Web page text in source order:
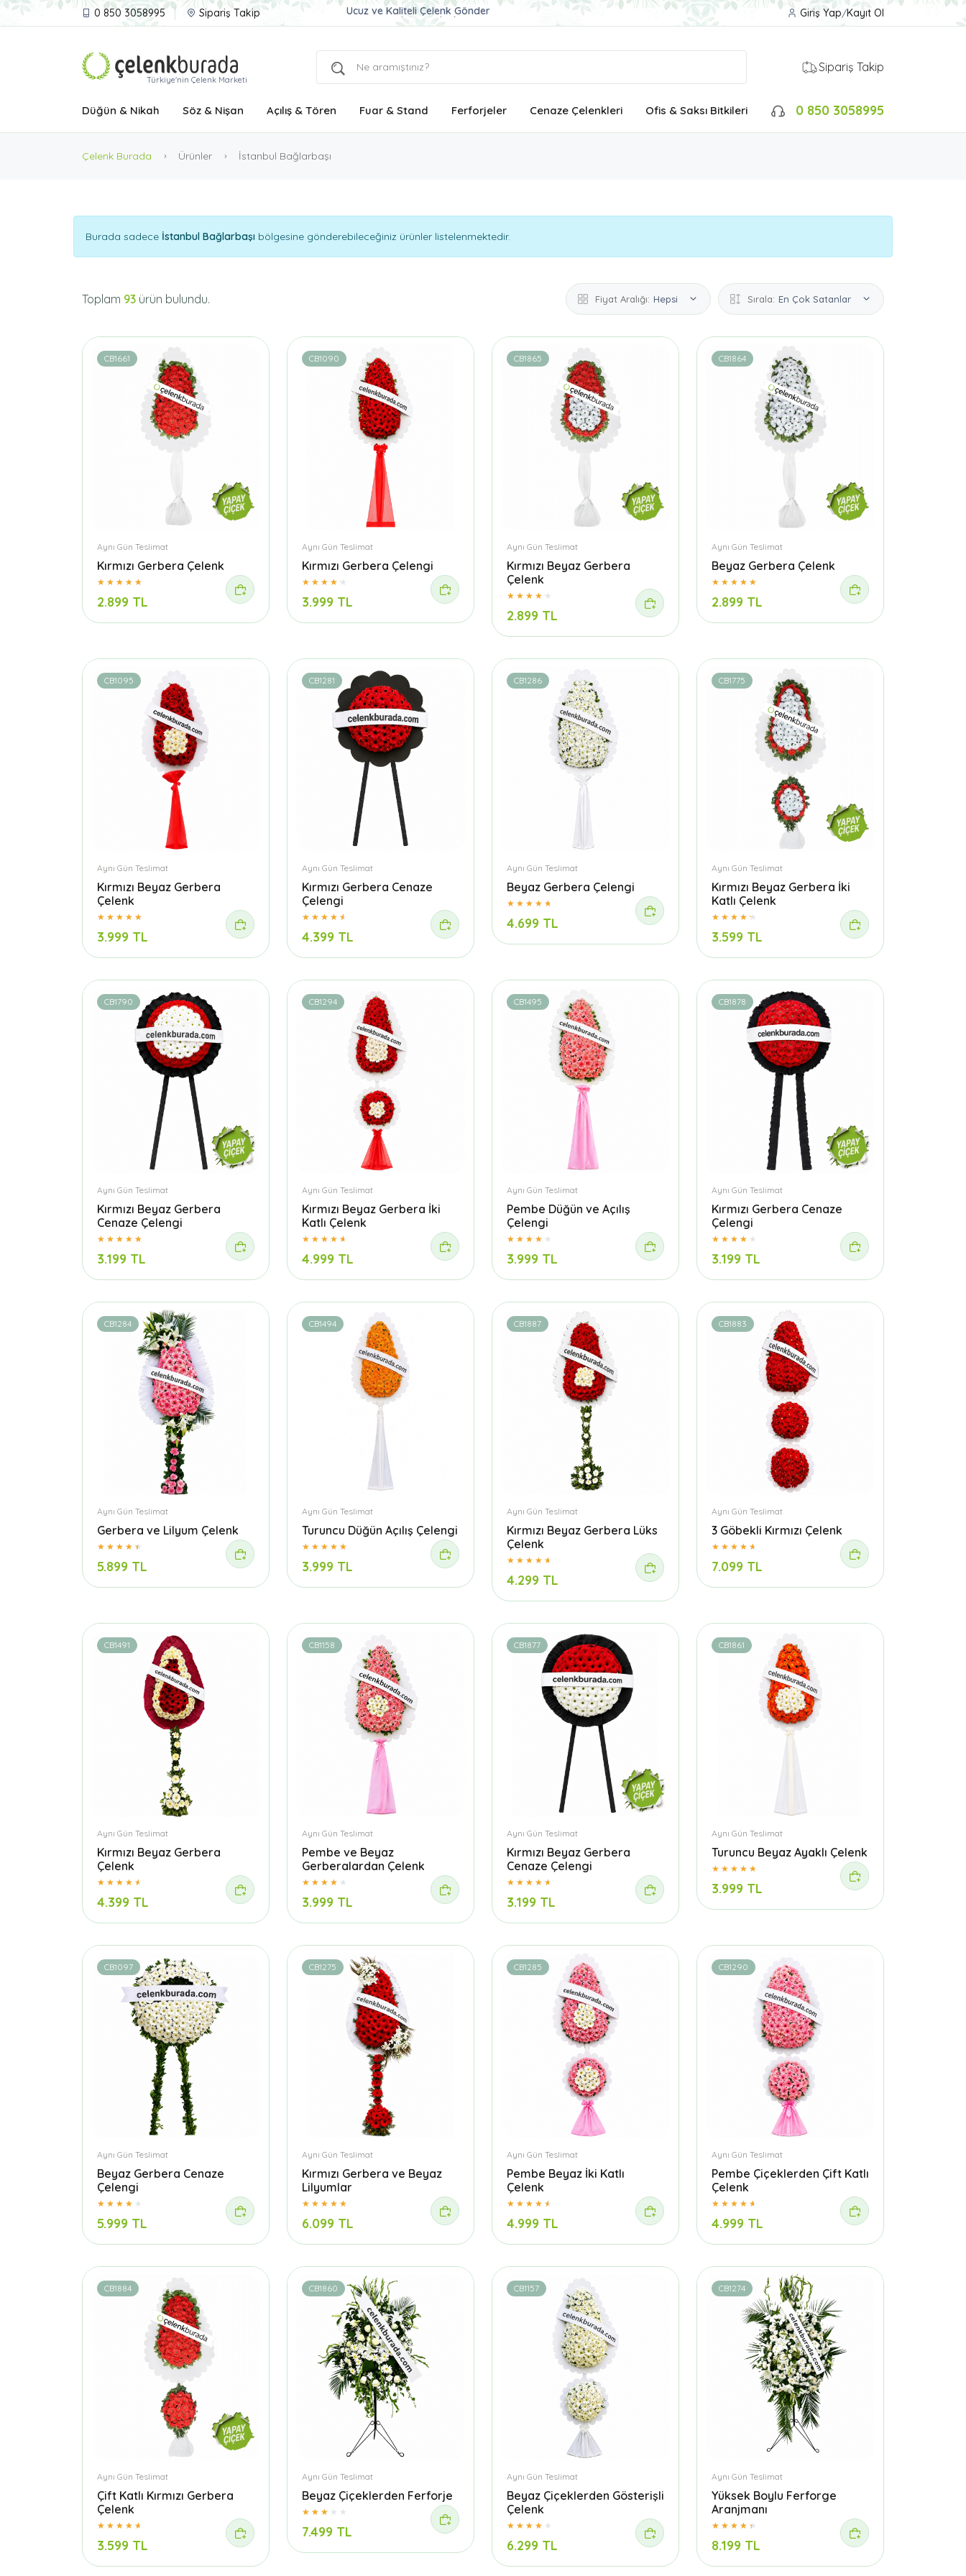
0 850 3058995 Sipariş Takip Aynı Gün Teslimat Çelenk Siparişi
Tüm Türkiye'ye Aynı Gün Teslimat
Ucuz ve Kaliteli Çelenk Gönder
Giriş Yap/Kayıt Ol
Türkiye'nin Çelenk Marketi
Sipariş Takip
Düğün & Nikah Söz & Nişan Açılış & Tören Fuar & Stand Ferforjeler Cenaze Çelenkleri Ofis & Saksı Bitkileri 0 850 3058995
Çelenk Burada Ürünler İstanbul Bağlarbaşı
Burada sadece İstanbul Bağlarbaşı bölgesine gönderebileceğiniz ürünler listelenmektedir.
Toplam 93 ürün bulundu. Fiyat Aralığı: Hepsi Sırala: En Çok Satanlar
CB1661
Aynı Gün Teslimat
Kırmızı Gerbera Çelenk
2.899 TL
CB1090
Aynı Gün Teslimat
Kırmızı Gerbera Çelengi
3.999 TL
CB1865
Aynı Gün Teslimat
Kırmızı Beyaz Gerbera
Çelenk
2.899 TL
CB1864
Aynı Gün Teslimat
Beyaz Gerbera Çelenk
2.899 TL
CB1095
Aynı Gün Teslimat
Kırmızı Beyaz Gerbera
Çelenk
3.999 TL
CB1281
Aynı Gün Teslimat
Kırmızı Gerbera Cenaze
Çelengi
4.399 TL
CB1286
Aynı Gün Teslimat
Beyaz Gerbera Çelengi
4.699 TL
CB1775
Aynı Gün Teslimat
Kırmızı Beyaz Gerbera İki
Katlı Çelenk
3.599 TL
CB1790
Aynı Gün Teslimat
Kırmızı Beyaz Gerbera
Cenaze Çelengi
3.199 TL
CB1294
Aynı Gün Teslimat
Kırmızı Beyaz Gerbera İki
Katlı Çelenk
4.999 TL
CB1495
Aynı Gün Teslimat
Pembe Düğün ve Açılış
Çelengi
3.999 TL
CB1878
Aynı Gün Teslimat
Kırmızı Gerbera Cenaze
Çelengi
3.199 TL
CB1284
Aynı Gün Teslimat
Gerbera ve Lilyum Çelenk
5.899 TL
CB1494
Aynı Gün Teslimat
Turuncu Düğün Açılış Çelengi
3.999 TL
CB1887
Aynı Gün Teslimat
Kırmızı Beyaz Gerbera Lüks
Çelenk
4.299 TL
CB1883
Aynı Gün Teslimat
3 Göbekli Kırmızı Çelenk
7.099 TL
CB1491
Aynı Gün Teslimat
Kırmızı Beyaz Gerbera
Çelenk
4.399 TL
CB1158
Aynı Gün Teslimat
Pembe ve Beyaz
Gerberalardan Çelenk
3.999 TL
CB1877
Aynı Gün Teslimat
Kırmızı Beyaz Gerbera
Cenaze Çelengi
3.199 TL
CB1861
Aynı Gün Teslimat
Turuncu Beyaz Ayaklı Çelenk
3.999 TL
CB1097
Aynı Gün Teslimat
Beyaz Gerbera Cenaze
Çelengi
5.999 TL
CB1275
Aynı Gün Teslimat
Kırmızı Gerbera ve Beyaz
Lilyumlar
6.099 TL
CB1285
Aynı Gün Teslimat
Pembe Beyaz İki Katlı
Çelenk
4.999 TL
CB1290
Aynı Gün Teslimat
Pembe Çiçeklerden Çift Katlı
Çelenk
4.999 TL
CB1884
Aynı Gün Teslimat
Çift Katlı Kırmızı Gerbera
Çelenk
3.599 TL
CB1860
Aynı Gün Teslimat
Beyaz Çiçeklerden Ferforje
7.499 TL
CB1157
Aynı Gün Teslimat
Beyaz Çiçeklerden Gösterişli
Çelenk
6.299 TL
CB1274
Aynı Gün Teslimat
Yüksek Boylu Ferforge
Aranjmanı
8.199 TL